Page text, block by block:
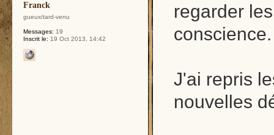
Franck
gueux/tard-venu
Messages: 19
Inscrit le: 19 Oct 2013, 14:42
regarder
conscience.
J'ai repris
nouvelles